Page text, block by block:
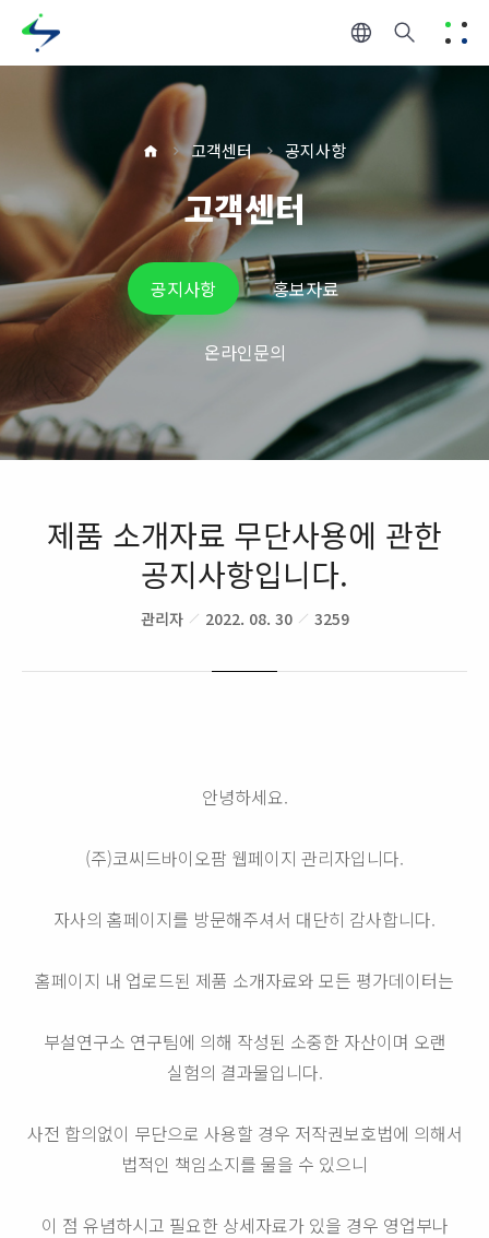
고객센터 공지사항
고객센터
공지사항 홍보자료
온라인문의
제품 소개자료 무단사용에 관한
공지사항입니다.
관리자 2022. 08. 30 3259
안녕하세요.
(주)코씨드바이오팜 웹페이지 관리자입니다.
자사의 홈페이지를 방문해주셔서 대단히 감사합니다.
홈페이지 내 업로드된 제품 소개자료와 모든 평가데이터는
부설연구소 연구팀에 의해 작성된 소중한 자산이며 오랜
실험의 결과물입니다.
사전 합의없이 무단으로 사용할 경우 저작권보호법에 의해서
법적인 책임소지를 물을 수 있으니
이 점 유념하시고 필요한 상세자료가 있을 경우 영업부나